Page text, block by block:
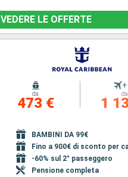
VEDERE LE OFFERTE
da
473 €
+
da
1
BAMBINI DA 99€
Fino a 900€ di sconto per
-60% sul 2° passeggero
Pensione completa